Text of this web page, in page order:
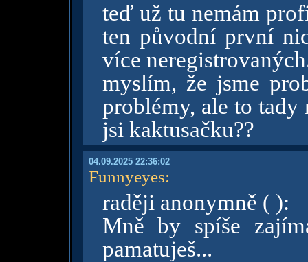
teď už tu nemám
ten původní první
více
myslím, že jsme
problémy, ale to
jsi kaktusačku??
04.09.2025 22:36:02
Funnyeyes:
raději anonymně ( ):
Mně by spíše
pamatuješ...